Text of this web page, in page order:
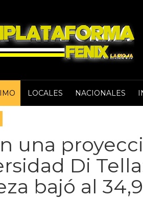
LOCALES NACIONALES
una
Di
bajó al